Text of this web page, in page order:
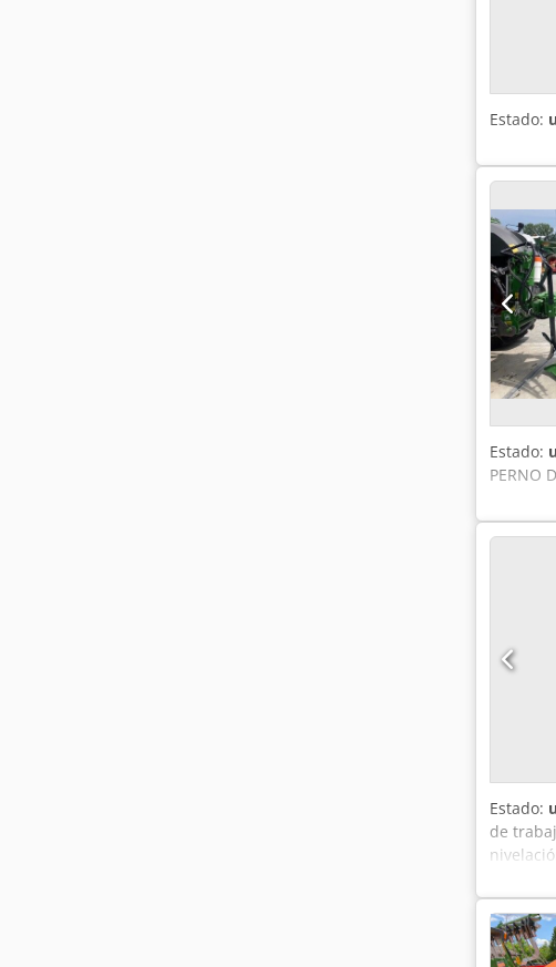
Estado:
Estado:
PERNO
Estado:
de
púas